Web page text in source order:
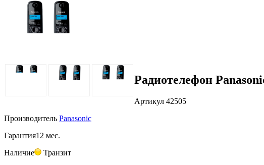
Радиотелефон
Артикул 42505
Производитель Panasonic
Гарантия12 мес.
Наличие
Транзит